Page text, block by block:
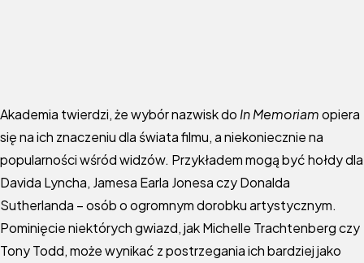
Akademia twierdzi, że wybór nazwisk do In Memoriamopiera
się na ich znaczeniu dla świata filmu, a niekoniecznie na
popularności wśród widzów. Przykładem mogą być hołdy dla
Davida Lyncha, Jamesa Earla Jonesa czy Donalda
Sutherlanda – osób o ogromnym dorobku artystycznym.
Pominięcie niektórych gwiazd, jak Michelle Trachtenberg czy
Tony Todd, może wynikać z postrzegania ich bardziej jako